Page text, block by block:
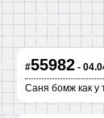
#55982-
Саня бомж как у